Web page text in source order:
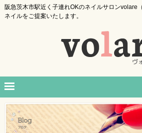
阪急茨木市駅近く子連れOKのネイルサロンvolare
ネイルをご提案いたします。